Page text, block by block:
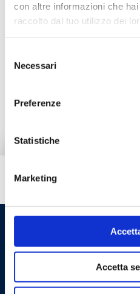
con altre informazioni che
raccolto dal tuo utilizzo dei
delNecessari
Preferenze
Statistiche
Marketing
Accetta
Accessori
Ricambi